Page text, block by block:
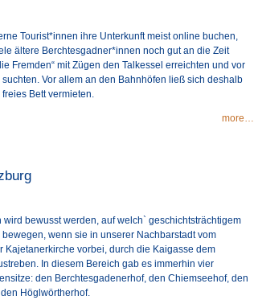
Tourist*innen ihre Unterkunft meist online buchen,
ältere Berchtesgadner*innen noch gut an die Zeit
Fremden“ mit Zügen den Talkessel erreichten und vor
suchten. Vor allem an den Bahnhöfen ließ sich deshalb
Bett vermieten.
more…
wird bewusst werden, auf welch` geschichtsträchtigem
wenn sie in unserer Nachbarstadt vom
Kajetanerkirche vorbei, durch die Kaigasse dem
In diesem Bereich gab es immerhin vier
den Berchtesgadenerhof, den Chiemseehof, den
Höglwörtherhof.